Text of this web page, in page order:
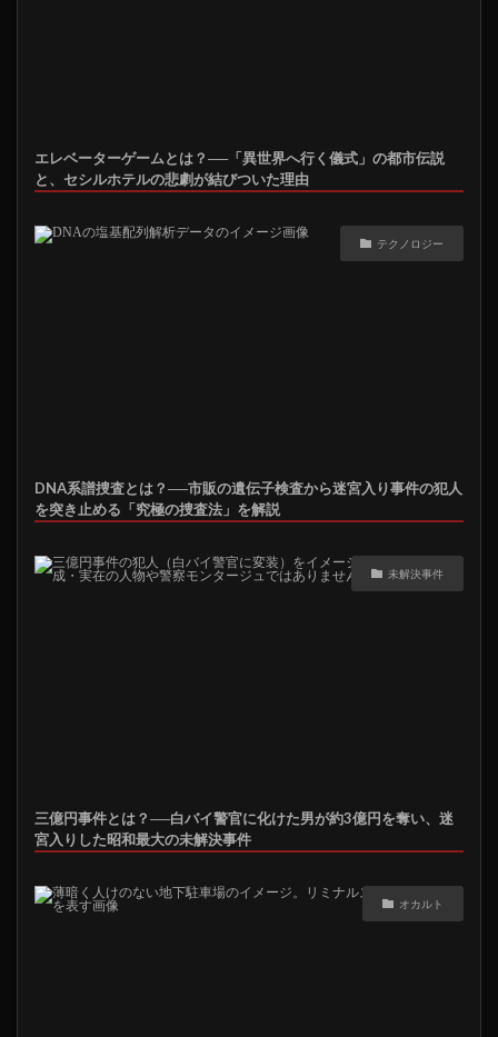
エレベーターゲームとは？──「異世界へ行く儀式」の都市伝説
と、セシルホテルの悲劇が結びついた理由
テクノロジー
DNA系譜捜査とは？──市販の遺伝子検査から迷宮入り事件の犯人
を突き止める「究極の捜査法」を解説
未解決事件
三億円事件とは？──白バイ警官に化けた男が約3億円を奪い、迷
宮入りした昭和最大の未解決事件
オカルト